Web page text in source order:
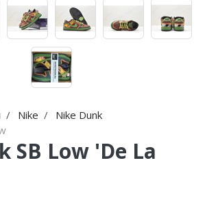
Nike
Nike Dunk
SB Low 'De La